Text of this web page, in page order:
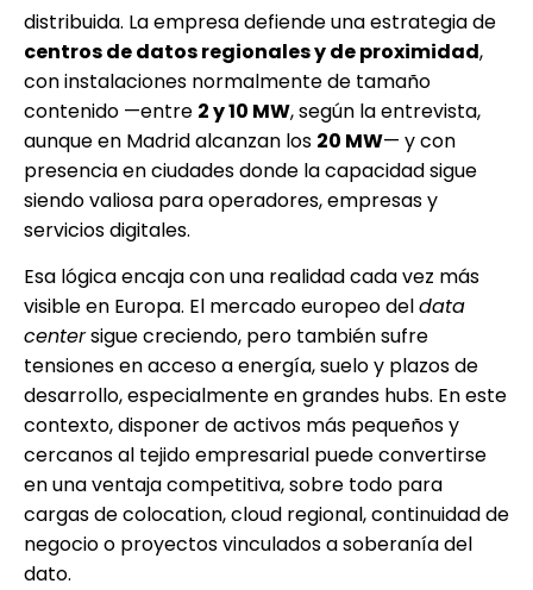
distribuida. La empresa defiende una estrategia de
centros de datos regionales y de proximidad,
con instalaciones normalmente de tamaño
contenido —entre 2 y 10 MW, según la entrevista,
aunque en Madrid alcanzan los 20 MW— y con
presencia en ciudades donde la capacidad sigue
siendo valiosa para operadores, empresas y
servicios digitales.
Esa lógica encaja con una realidad cada vez más
visible en Europa. El mercado europeo deldata
centersigue creciendo, pero también sufre
tensiones en acceso a energía, suelo y plazos de
desarrollo, especialmente en grandes hubs. En este
contexto, disponer de activos más pequeños y
cercanos al tejido empresarial puede convertirse
en una ventaja competitiva, sobre todo para
cargas de colocation, cloud regional, continuidad de
negocio o proyectos vinculados a soberanía del
dato.